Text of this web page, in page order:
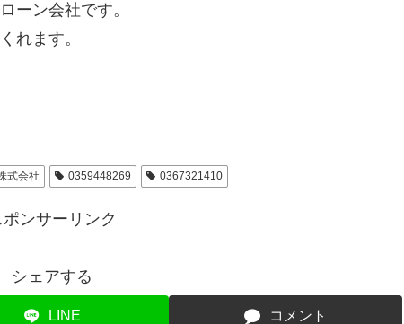
ーン会社です。
れます。
式会社 0359448269 0367321410
ポンサーリンク
シェアする
LINE コメント